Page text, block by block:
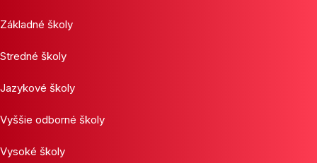
Základné školy
Stredné školy
Jazykové školy
Vyššie odborné školy
Vysoké školy